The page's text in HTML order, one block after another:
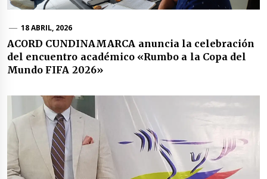
18 ABRIL, 2026
ACORD CUNDINAMARCA anuncia la celebración
del encuentro académico «Rumbo a la Copa del
Mundo FIFA 2026»